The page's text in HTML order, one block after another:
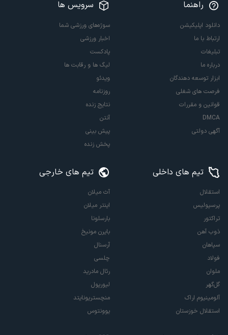
راهنما
دانلود اپلیکیشن
ارتباط با ما
تبلیغات
درباره ما
ابزار توسعه دهندگان
فرصت های شغلی
قوانین و مقررات
DMCA
آگهی دولتی
سرویس ها
سوژه‌های ورزشی شما
اخبار ورزشی
پادکست
لیگ ها و رقابت ها
ویدئو
روزنامه
نتایج زنده
آنتن
پیش بینی
پخش زنده
تیم های داخلی
استقلال
پرسپولیس
تراکتور
ذوب آهن
سپاهان
فولاد
ملوان
گل‌گهر
آلومینیوم اراک
استقلال خوزستان
تیم های خارجی
آث میلان
اینتر میلان
بارسلونا
بایرن مونیخ
آرسنال
چلسی
رئال مادرید
لیورپول
منچستریونایتد
یوونتوس